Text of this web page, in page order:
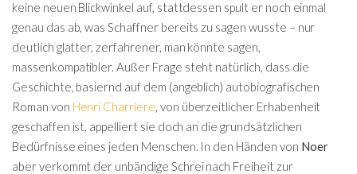
keine neuen Blickwinkel auf, stattdessen spult er noch einmal
genau das ab, was Schaffner bereits zu sagen wusste – nur
deutlich glatter, zerfahrener, man könnte sagen,
massenkompatibler. Außer Frage steht natürlich, dass die
Geschichte, basiernd auf dem (angeblich) autobiografischen
Roman von Henri Charriere, von überzeitlicher Erhabenheit
geschaffen ist, appelliert sie doch an die grundsätzlichen
Bedürfnisse eines jeden Menschen. In den Händen von Noer
aber verkommt der unbändige Schrei nach Freiheit zur